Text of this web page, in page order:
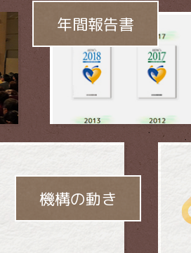
年間報告書
機構の動き